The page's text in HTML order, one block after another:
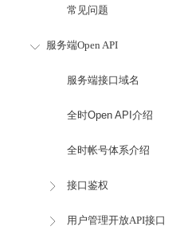
常见问题
服务端Open API
服务端接口域名
全时Open API介绍
全时帐号体系介绍
接口鉴权
用户管理开放API接口